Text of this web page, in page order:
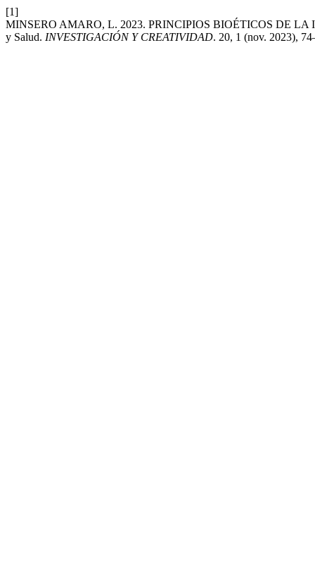
[1]
MINSERO AMARO, L. 2023. PRINCIPIOS BIOÉTICOS DE LA
y Salud. INVESTIGACIÓN Y CREATIVIDAD. 20, 1 (nov. 2023),